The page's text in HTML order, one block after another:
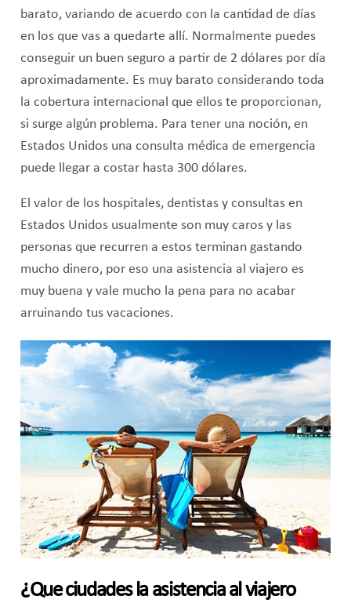
barato, variando de acuerdo con la cantidad de días
en los que vas a quedarte allí. Normalmente puedes
conseguir un buen seguro a partir de 2 dólares por día
aproximadamente. Es muy barato considerando toda
la cobertura internacional que ellos te proporcionan,
si surge algún problema. Para tener una noción, en
Estados Unidos una consulta médica de emergencia
puede llegar a costar hasta 300 dólares.
El valor de los hospitales, dentistas y consultas en
Estados Unidos usualmente son muy caros y las
personas que recurren a estos terminan gastando
mucho dinero, por eso una asistencia al viajero es
muy buena y vale mucho la pena para no acabar
arruinando tus vacaciones.
¿Que ciudades la asistencia al viajero